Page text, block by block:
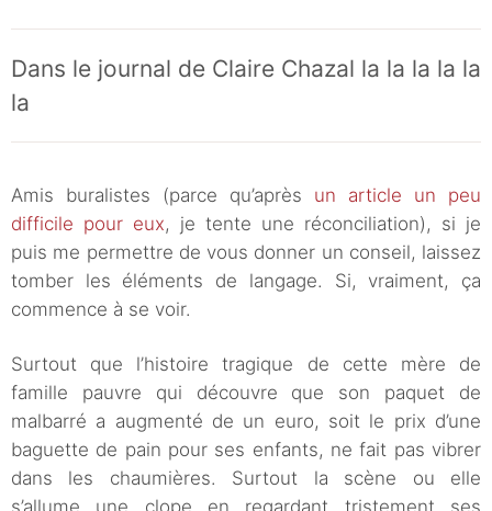
Dans le journal de Claire Chazal la la la la la
la
Amis buralistes (parce qu’après un article un peu
difficile pour eux, je tente une réconciliation), si je
puis me permettre de vous donner un conseil, laissez
tomber les éléments de langage. Si, vraiment, ça
commence à se voir.
Surtout que l’histoire tragique de cette mère de
famille pauvre qui découvre que son paquet de
malbarré a augmenté de un euro, soit le prix d’une
baguette de pain pour ses enfants, ne fait pas vibrer
dans les chaumières. Surtout la scène ou elle